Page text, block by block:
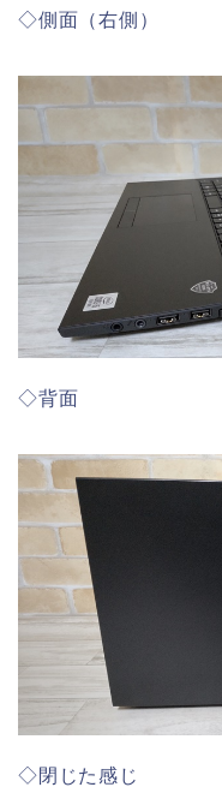
◇側面（右側）
◇背面
◇閉じた感じ